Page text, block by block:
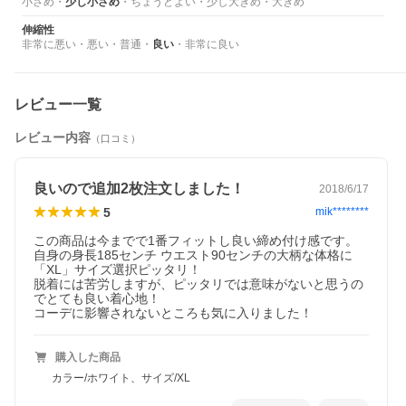
伸縮性
非常に悪い ・ 悪い ・ 普通 ・ 良い ・ 非常に良い
レビュー一覧
レビュー内容 （口コミ）
良いので追加2枚注文しました！ 2018/6/17
5 mik********
この商品は今までで1番フィットし良い締め付け感です。
自身の身長185センチ ウエスト90センチの大柄な体格に
「XL」サイズ選択ピッタリ！
脱着には苦労しますが、ピッタリでは意味がないと思うの
でとても良い着心地！
コーデに影響されないところも気に入りました！
購入した商品
カラー/ホワイト、サイズ/XL